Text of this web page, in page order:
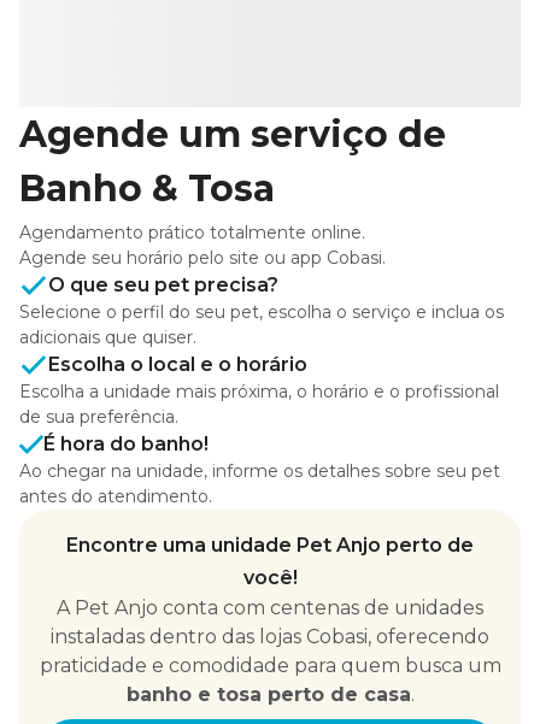
Agende um serviço de
Banho & Tosa
Agendamento prático totalmente online.
Agende seu horário pelo site ou app Cobasi.
O que seu pet precisa?
Selecione o perfil do seu pet, escolha o serviço e inclua os
adicionais que quiser.
Escolha o local e o horário
Escolha a unidade mais próxima, o horário e o profissional
de sua preferência.
É hora do banho!
Ao chegar na unidade, informe os detalhes sobre seu pet
antes do atendimento.
Encontre uma unidade Pet Anjo perto de
você!
A Pet Anjo conta com centenas de unidades
instaladas dentro das lojas Cobasi, oferecendo
praticidade e comodidade para quem busca um
banho e tosa perto de casa.